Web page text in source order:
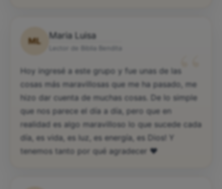
ML
Maria Luisa
“
Hoy ingresé a este grupo y fue unas de las
cosas más maravillosas que me ha pasado, me
hizo dar cuenta de muchas cosas. De lo simple
que nos parece el día a día, pero que en
realidad es algo maravilloso lo que sucede cada
día, es vida, es luz, es energía, es Dios! Y
tenemos tanto por qué agradecer ♥️